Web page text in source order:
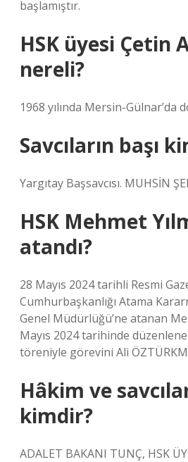
başlamıştır.
HSK üyesi Çetin
nereli?
1968 yılında Mersin-Gülnar’da
Savcıların başı
Yargıtay Başsavcısı. MUHSİN
HSK Mehmet
atandı?
28 Mayıs 2024 tarihli Resmi
Cumhurbaşkanlığı Atama
Genel Müdürlüğü’ne atanan
Mayıs 2024 tarihinde
töreniyle görevini Ali
Hâkim ve
kimdir?
ADALET BAKANI TUNÇ, HSK